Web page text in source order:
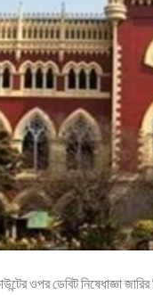
ওপর ডেবিট নিষেধাজ্ঞা